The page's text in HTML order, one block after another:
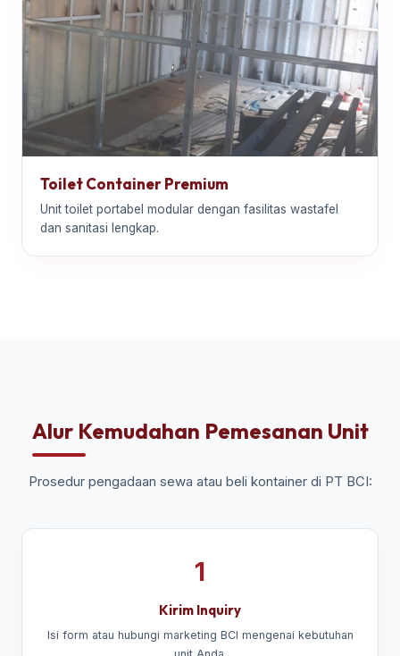
Toilet Container Premium
Unit toilet portabel modular dengan fasilitas wastafel
dan sanitasi lengkap.
Alur Kemudahan Pemesanan Unit
Prosedur pengadaan sewa atau beli kontainer di PT BCI:
1
Kirim Inquiry
Isi form atau hubungi marketing BCI mengenai kebutuhan